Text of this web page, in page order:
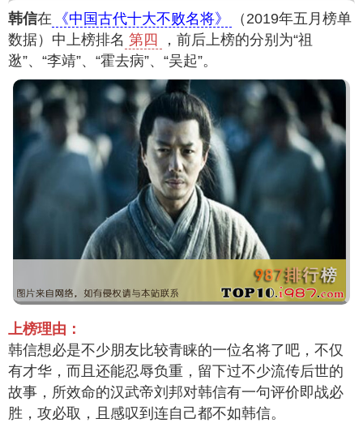
韩信在 《中国古代十大不败名将》
（2019年五月榜单
数据）中上榜排名 第四
，前后上榜的分别为“祖
逖”、“李靖”、“霍去病”、“吴起”。
上榜理由：
韩信想必是不少朋友比较青睐的一位名将了吧，不仅
有才华，而且还能忍辱负重，留下过不少流传后世的
故事，所效命的汉武帝刘邦对韩信有一句评价即战必
胜，攻必取，且感叹到连自己都不如韩信。